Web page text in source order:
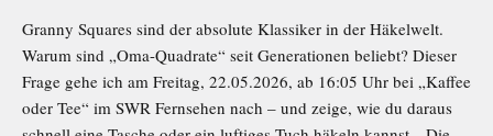
Granny Squares sind der absolute Klassiker in der Häkelwelt.
Warum sind „Oma-Quadrate“ seit Generationen beliebt? Dieser
Frage gehe ich am Freitag, 22.05.2026, ab 16:05 Uhr bei „Kaffee
oder Tee“ im SWR Fernsehen nach – und zeige, wie du daraus